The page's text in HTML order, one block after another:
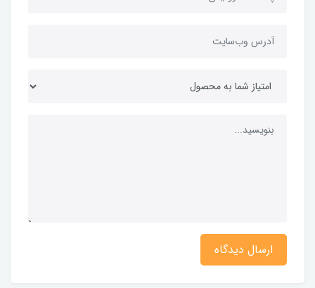
ارسال دیدگاه